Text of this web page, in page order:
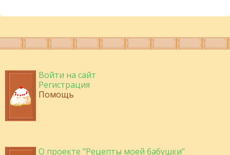
Войти на сайт
Регистрация
Помощь
О проекте "Рецепты моей бабушки"